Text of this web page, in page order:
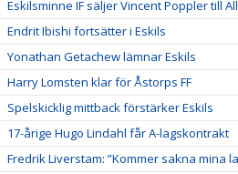
Eskilsminne IF säljer Vincent Poppler till
Endrit Ibishi fortsätter i Eskils
Yonathan Getachew lämnar Eskils
Harry Lomsten klar för Åstorps FF
Spelskicklig mittback förstärker Eskils
17-årige Hugo Lindahl får A-lagskontrakt
Fredrik Liverstam: ”Kommer sakna mina